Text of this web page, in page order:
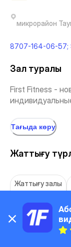
микрорайон
8707-164-06-57;
Зал туралы
First Fitness -
Тағыда көру
Жаттығу
Жаттығу залы
Орналасқан